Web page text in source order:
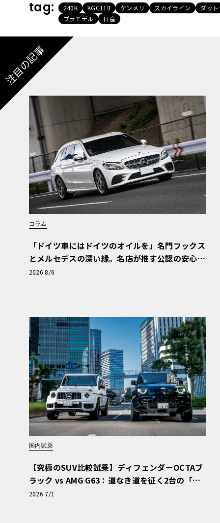
tag: 240K KGC110 ケンメリ スカイライン
ダッ
プラモデル
日産
注目の記事
コラム
「ドイツ車にはドイツのオイルを」名門フックス
とメルセデスの深い縁。名店が推す公認の安心
と、Cクラスで味わうシルキーな走り〈PR〉
2026 8/6
国内試乗
【究極のSUV比較試乗】ディフェンダーOCTAブ
ラック vs AMG G63：道なき道を征く2台の「対
極的アプローチ」
2026 7/1